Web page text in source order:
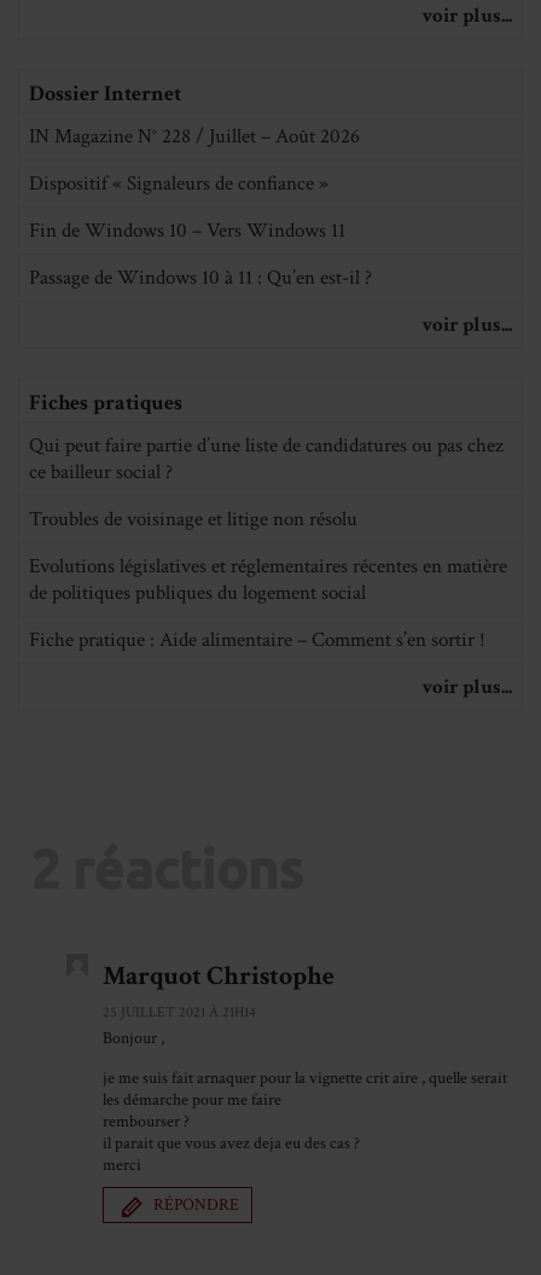
voir plus...
Dossier Internet
IN Magazine N° 228 / Juillet – Août 2026
Dispositif « Signaleurs de confiance »
Fin de Windows 10 – Vers Windows 11
Passage de Windows 10 à 11 : Qu’en est-il ?
voir plus...
Fiches pratiques
Qui peut faire partie d’une liste de candidatures ou pas chez
ce bailleur social ?
Troubles de voisinage et litige non résolu
Evolutions législatives et réglementaires récentes en matière
de politiques publiques du logement social
Fiche pratique : Aide alimentaire – Comment s’en sortir !
voir plus...
Marquot Christophe
25 JUILLET 2021 À 21H14
Bonjour ,
je me suis fait arnaquer pour la vignette crit aire , quelle serait
les démarche pour me faire
rembourser ?
il parait que vous avez deja eu des cas ?
merci
RÉPONDRE